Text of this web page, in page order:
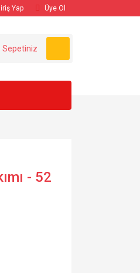
Yap Üye Ol
Sepetiniz
- 52